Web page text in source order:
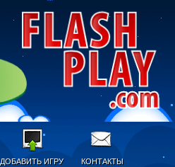
ДОБАВИТЬ ИГРУ КОНТАКТЫ